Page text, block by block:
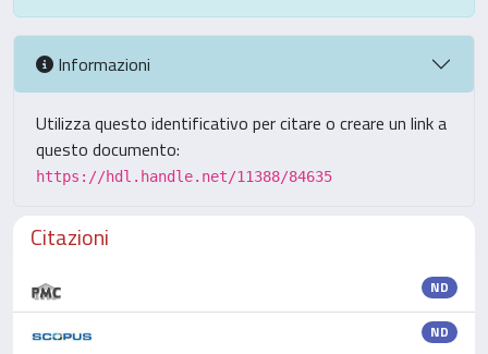
Informazioni
Utilizza questo identificativo per citare o creare un link a
questo documento:
https://hdl.handle.net/11388/84635
Citazioni
ND
ND